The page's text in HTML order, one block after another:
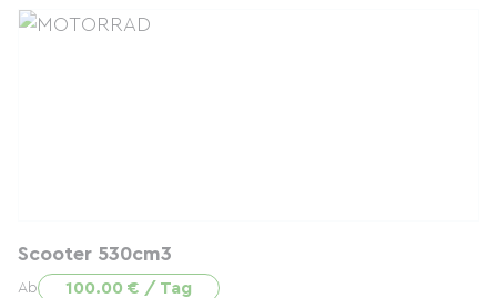
Scooter 530cm3
Ab 100.00 € / Tag